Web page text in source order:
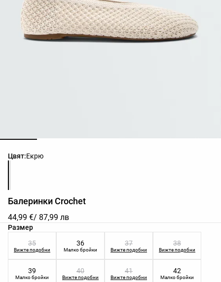
Цвят:Екрю
Списък с цветове на продукта
Балеринки Crochet
44,99 €/ 87,99 лв
Размер
Списък с размери на продукта
35
Вижте подобни
36
Малко бройки
37
Вижте подобни
38
Вижте подобни
39
Малко бройки
40
Вижте подобни
41
Вижте подобни
42
Малко бройки